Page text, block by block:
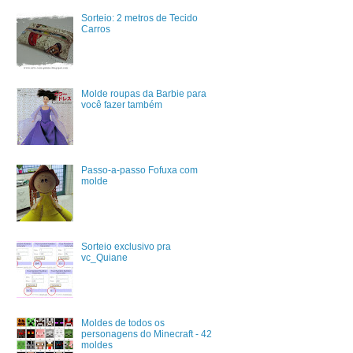
Sorteio: 2 metros de Tecido
Carros
Molde roupas da Barbie para
você fazer também
Passo-a-passo Fofuxa com
molde
Sorteio exclusivo pra
vc_Quiane
Moldes de todos os
personagens do Minecraft - 42
moldes